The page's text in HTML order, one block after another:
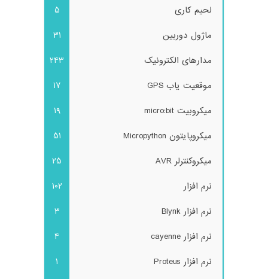
لحیم کاری
5
ماژول دوربین
31
مدارهای الکترونیک
243
موقعیت یاب GPS
17
میکروبیت micro:bit
19
میکروپایتون Micropython
51
میکروکنترلر AVR
25
نرم افزار
102
نرم افزار Blynk
3
نرم افزار cayenne
4
نرم افزار Proteus
1